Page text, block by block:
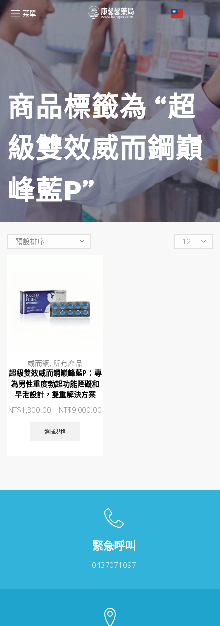
菜單
商品標籤為 “超
級雙效威而鋼巔
峰藍P”
Products
per
威而鋼, 所有產品
超級雙效威而鋼巔峰藍P：專
為男性重度勃起功能障礙和
早泄設計，雙重解決方案
NT$1,800.00 – NT$9,000.00
選擇規格
緊急呼叫
0437071097